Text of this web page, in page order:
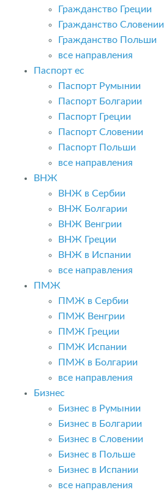
Гражданство Греции
Гражданство Словении
Гражданство Польши
все направления
Паспорт ес
Паспорт Румынии
Паспорт Болгарии
Паспорт Греции
Паспорт Словении
Паспорт Польши
все направления
ВНЖ
ВНЖ в Сербии
ВНЖ Болгарии
ВНЖ Венгрии
ВНЖ Греции
ВНЖ в Испании
все направления
ПМЖ
ПМЖ в Сербии
ПМЖ Венгрии
ПМЖ Греции
ПМЖ Испании
ПМЖ в Болгарии
все направления
Бизнес
Бизнес в Румынии
Бизнес в Болгарии
Бизнес в Словении
Бизнес в Польше
Бизнес в Испании
все направления